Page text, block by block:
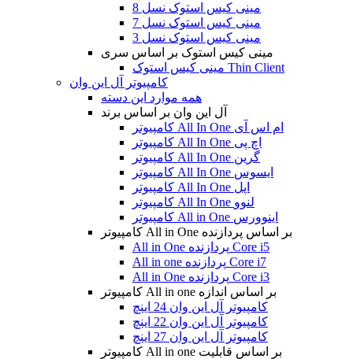
مینی کیس استوک نسل 8
مینی کیس استوک نسل 7
مینی کیس استوک نسل 3
مینی کیس استوک بر اساس سری
مینی کیس استوک Thin Client
کامپیوتر آل این وان
همه موارد این دسته
آل این وان بر اساس برند
کامپیوتر All In One ام اس آی
کامپیوتر All In One اچ پی
کامپیوتر All In One گرین
کامپیوتر All In One ایسوس
کامپیوتر All In One اپل
کامپیوتر All In One لنوو
کامپیوتر All in One اینوورس
کامپیوتر All in One بر اساس پردازنده
All in One پردازنده Core i5
All in one پردازنده Core i7
All in One پردازنده Core i3
کامپیوتر All in one بر اساس اندازه
کامپیوتر آل این وان 24 اینچ
کامپیوتر آل این وان 22 اینچ
کامپیوتر آل این وان 27 اینچ
کامپیوتر All in one بر اساس قابلیت